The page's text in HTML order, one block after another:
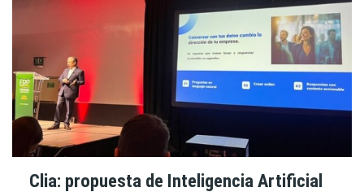
Clia: propuesta de Inteligencia Artificial